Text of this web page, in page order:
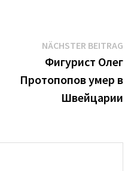
NÄCHSTER BEITRAG
Фигурист Олег
Протопопов умер в
Швейцарии